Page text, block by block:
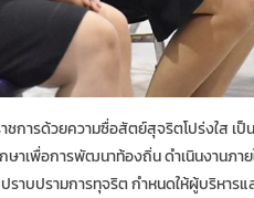
ชการด้วยความซื่อสัตย์สุจริตโปร่งใส เ
ษาเพื่อการพัฒนาท้องถิ่น ดำเนินงานภ
าบปรามการทุจริต กำหนดให้ผู้บริหา